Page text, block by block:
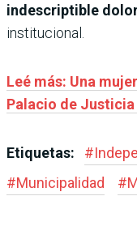
indescriptible
institucional.
Leé más: Una
Palacio de Justicia
Etiquetas: #
#Municipalidad #